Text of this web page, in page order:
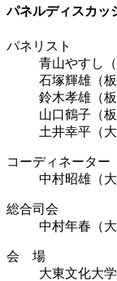
パネルディスカッ
パネリスト
青山やすし
石塚輝雄（板
鈴木孝雄（
山口鶴子（
土井幸平（
コーディネーター
中村昭雄（
総合司会
中村年春（
会 場
大東文化大